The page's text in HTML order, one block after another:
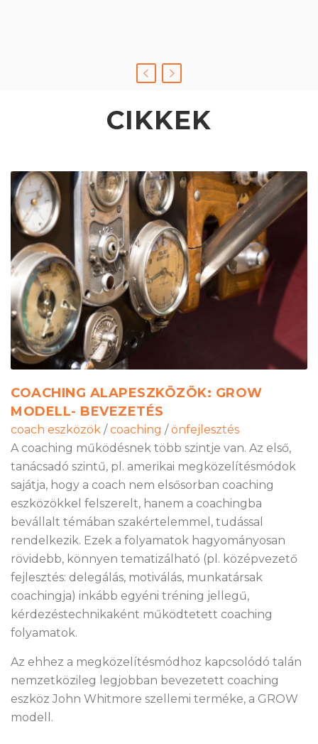
CIKKEK
COACHING ALAPESZKÖZÖK: GROW
MODELL- BEVEZETÉS
coach eszközök / coaching / önfejlesztés
A coaching működésnek több szintje van. Az első,
tanácsadó szintű, pl. amerikai megközelítésmódok
sajátja, hogy a coach nem elsősorban coaching
eszközökkel felszerelt, hanem a coachingba
bevállalt témában szakértelemmel, tudással
rendelkezik. Ezek a folyamatok hagyományosan
rövidebb, könnyen tematizálható (pl. középvezető
fejlesztés: delegálás, motiválás, munkatársak
coachingja) inkább egyéni tréning jellegű,
kérdezéstechnikaként működtetett coaching
folyamatok.
Az ehhez a megközelítésmódhoz kapcsolódó talán
nemzetközileg legjobban bevezetett coaching
eszköz John Whitmore szellemi terméke, a GROW
modell.